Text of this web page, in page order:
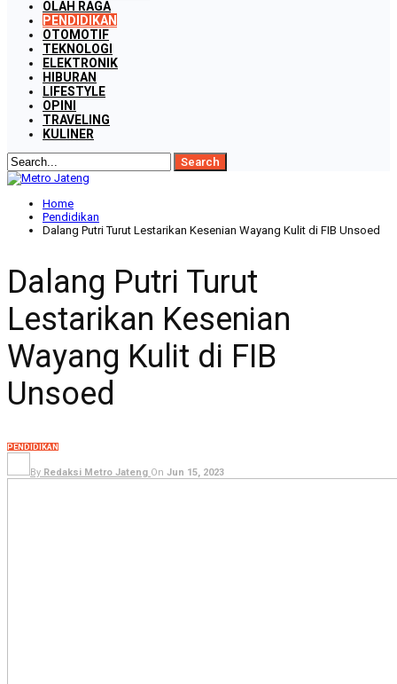
OLAH RAGA
PENDIDIKAN
OTOMOTIF
TEKNOLOGI
ELEKTRONIK
HIBURAN
LIFESTYLE
OPINI
TRAVELING
KULINER
Home
Pendidikan
Dalang Putri Turut Lestarikan Kesenian Wayang Kulit di FIB Unsoed
Dalang Putri Turut
Lestarikan Kesenian
Wayang Kulit di FIB
Unsoed
PENDIDIKAN
By Redaksi Metro Jateng On Jun 15, 2023